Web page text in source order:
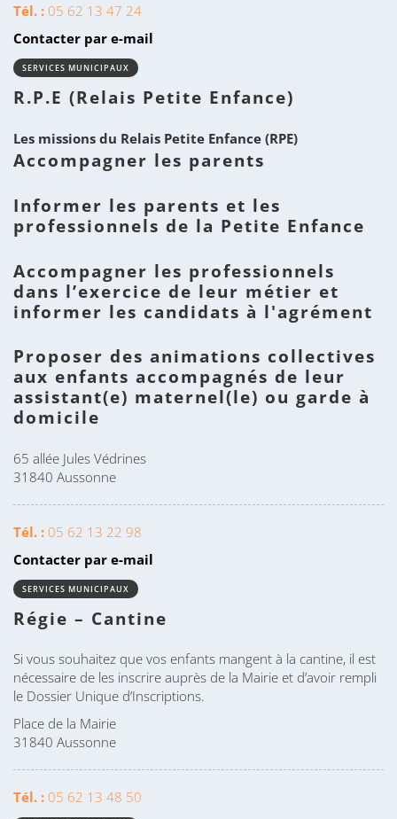
Tél. : 05 62 13 47 24
Contacter par e-mail
SERVICES MUNICIPAUX
R.P.E (Relais Petite Enfance)
Les missions du Relais Petite Enfance (RPE)
Accompagner les parents
Informer les parents et les
professionnels de la Petite Enfance
Accompagner les professionnels
dans l’exercice de leur métier et
informer les candidats à l'agrément
Proposer des animations collectives
aux enfants accompagnés de leur
assistant(e) maternel(le) ou garde à
domicile
65 allée Jules Védrines
31840 Aussonne
Tél. : 05 62 13 22 98
Contacter par e-mail
SERVICES MUNICIPAUX
Régie – Cantine
Si vous souhaitez que vos enfants mangent à la cantine, il est
nécessaire de les inscrire auprès de la Mairie et d’avoir rempli
le Dossier Unique d’Inscriptions.
Place de la Mairie
31840 Aussonne
Tél. : 05 62 13 48 50